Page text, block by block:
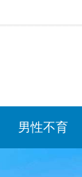
男性不育